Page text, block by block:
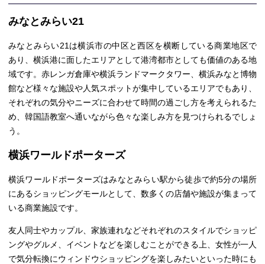
みなとみらい21
みなとみらい21は横浜市の中区と西区を横断している商業地区で
あり、横浜港に面したエリアとして港湾都市としても価値のある地
域です。赤レンガ倉庫や横浜ランドマークタワー、横浜みなと博物
館など様々な施設や人気スポットが集中しているエリアでもあり、
それぞれの気分やニーズに合わせて時間の過ごし方を考えられるた
め、韓国語教室へ通いながら色々な楽しみ方を見つけられるでしょ
う。
横浜ワールドポーターズ
横浜ワールドポーターズはみなとみらい駅から徒歩で約5分の場所
にあるショッピングモールとして、数多くの店舗や施設が集まって
いる商業施設です。
友人同士やカップル、家族連れなどそれぞれのスタイルでショッピ
ングやグルメ、イベントなどを楽しむことができる上、女性が一人
で気分転換にウィンドウショッピングを楽しみたいといった時にも